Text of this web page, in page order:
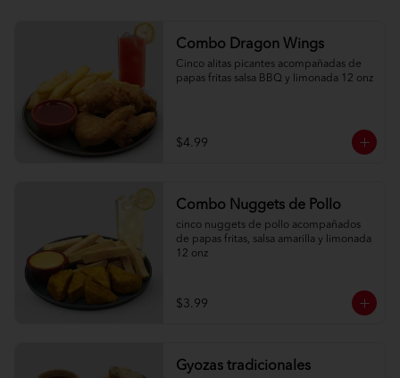
Combo Dragon Wings
Cinco alitas picantes acompañadas de
papas fritas salsa BBQ y limonada 12 onz
$4.99
Combo Nuggets de Pollo
cinco nuggets de pollo acompañados
de papas fritas, salsa amarilla y limonada
12 onz
$3.99
Gyozas tradicionales